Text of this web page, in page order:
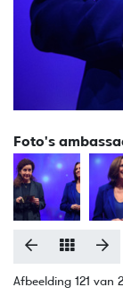
Foto's
Afbeelding 121 van